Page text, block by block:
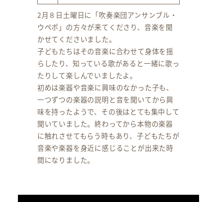
2月８日土曜日に「吹奏楽団アンサンブル・
ウペポ」の方々が来てくださり、音楽を聞
かせてくださいました。
子どもたちはその音楽に合わせて身体を揺
らしたり、知っている歌があると一緒に歌っ
たりして楽しんでいましたよ。
初めは楽器や音楽に興味のなかった子も、
一つずつの楽器の説明と音を聞いてから興
味を持ったようで、その後はとても集中して
聞いていました。終わってから本物の楽器
に触れさせてもらう時もあり、子どもたちが
音楽や楽器を身近に感じることが出来た時
間になりました。